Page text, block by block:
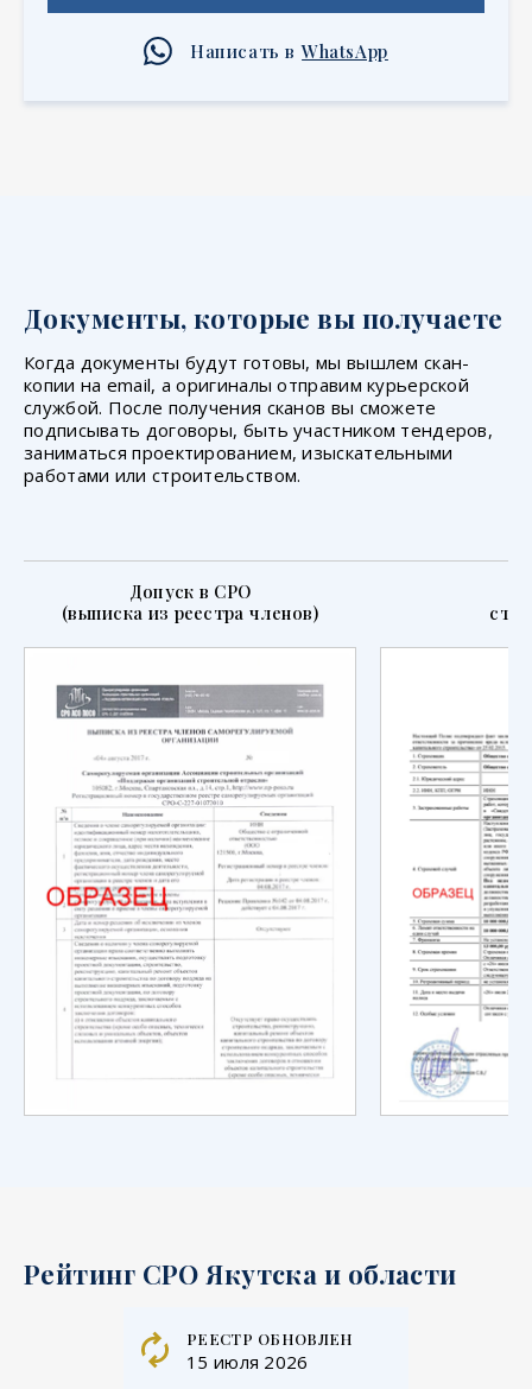
Написать в WhatsApp
Документы, которые вы получаете
Когда документы будут готовы, мы вышлем скан-
копии на email, а оригиналы отправим курьерской
службой. После получения сканов вы сможете
подписывать договоры, быть участником тендеров,
заниматься проектированием, изыскательными
работами или строительством.
Допуск в СРО
(выписка из реестра членов)
Рейтинг СРО Якутска и области
реестр обновлен
15 июля 2026